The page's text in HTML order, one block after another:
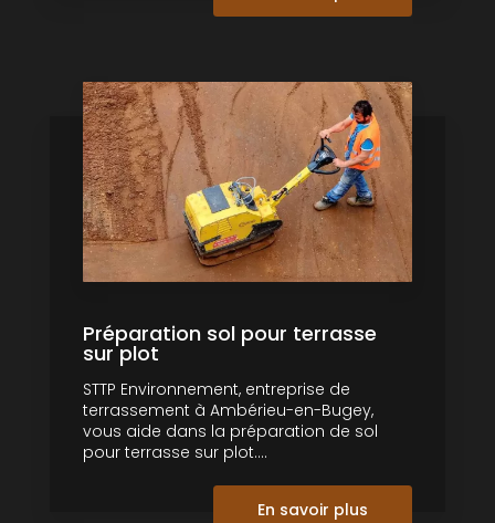
Préparation sol pour terrasse
sur plot
STTP Environnement, entreprise de
terrassement à Ambérieu-en-Bugey,
vous aide dans la préparation de sol
pour terrasse sur plot....
En savoir plus